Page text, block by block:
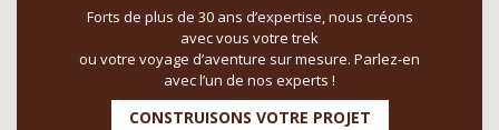
Forts de plus de 30 ans d’expertise, nous créons
avec vous votre trek
ou votre voyage d’aventure sur mesure. Parlez-en
avec l’un de nos experts !
CONSTRUISONS VOTRE PROJET